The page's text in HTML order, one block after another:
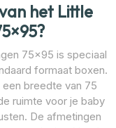
het Little
75×95 is speciaal
formaat boxen.
breedte van 75
ruimte voor je baby
De afmetingen